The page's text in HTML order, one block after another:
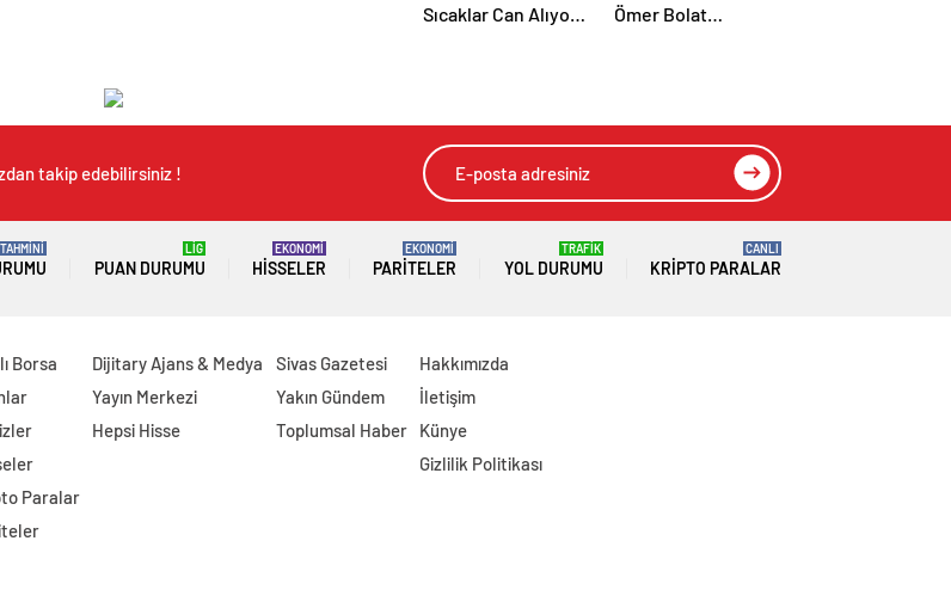
Sıcaklar Can Alıyor:
Ömer Bolat
Hacmi
takip edebilirsiniz !
TAHMİNİ
PUAN DURUMU
LİG
HISSELER
EKONOMİ
PARITELER
EKONOMİ
YOL DURUMU
TRAFİK
KRIPTO PARALAR
CANLI
Borsa
Paralar
Dijitary Ajans & Medya
Yayın Merkezi
Hepsi Hisse
Sivas Gazetesi
Yakın Gündem
Toplumsal Haber
Hakkımızda
İletişim
Künye
Gizlilik Politikası